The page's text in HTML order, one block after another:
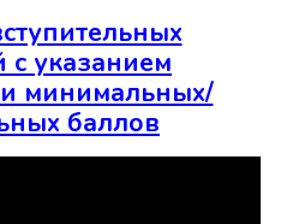
с указанием
минимальных/
баллов